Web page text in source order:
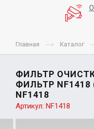
Главная Каталог
ФИЛЬТР
ФИЛЬТР
NF1418
Артикул: NF1418